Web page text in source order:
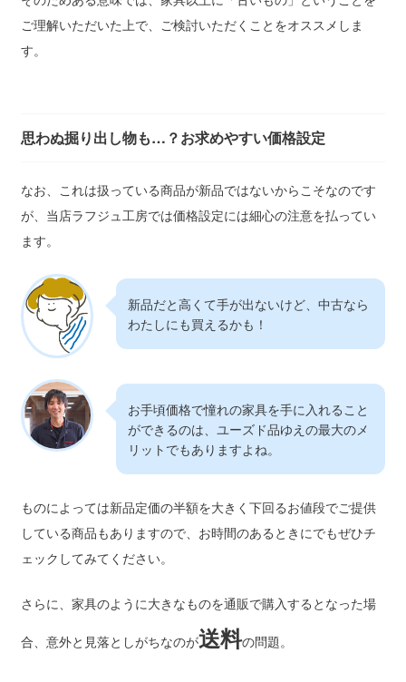
ご理解いただいた上で、ご検討いただくことをオススメしま
す。
思わぬ掘り出し物も…？お求めやすい価格設定
なお、これは扱っている商品が新品ではないからこそなのです
が、当店ラフジュ工房では価格設定には細心の注意を払ってい
ます。
新品だと高くて手が出ないけど、中古なら
わたしにも買えるかも！
お手頃価格で憧れの家具を手に入れること
ができるのは、ユーズド品ゆえの最大のメ
リットでもありますよね。
ものによっては新品定価の半額を大きく下回るお値段でご提供
している商品もありますので、お時間のあるときにでもぜひチ
ェックしてみてください。
さらに、家具のように大きなものを通販で購入するとなった場
合、意外と見落としがちなのが送料の問題。